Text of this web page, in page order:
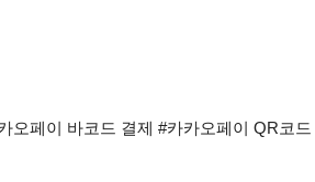
오페이 바코드 결제 #카카오페이 QR코드